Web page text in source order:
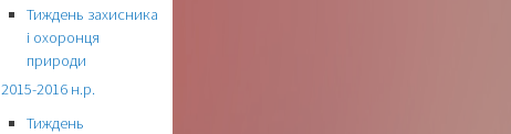
Тиждень захисника
і охоронця
природи
2015-2016 н.р.
Тиждень